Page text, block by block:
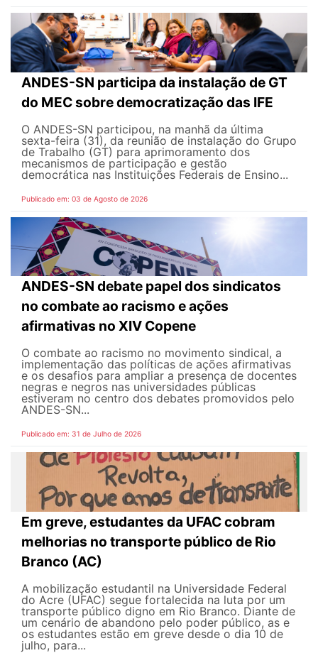
ANDES-SN participa da instalação de GT
do MEC sobre democratização das IFE
O ANDES-SN participou, na manhã da última
sexta-feira (31), da reunião de instalação do Grupo
de Trabalho (GT) para aprimoramento dos
mecanismos de participação e gestão
democrática nas Instituições Federais de Ensino...
Publicado em: 03 de Agosto de 2026
ANDES-SN debate papel dos sindicatos
no combate ao racismo e ações
afirmativas no XIV Copene
O combate ao racismo no movimento sindical, a
implementação das políticas de ações afirmativas
e os desafios para ampliar a presença de docentes
negras e negros nas universidades públicas
estiveram no centro dos debates promovidos pelo
ANDES-SN...
Publicado em: 31 de Julho de 2026
Em greve, estudantes da UFAC cobram
melhorias no transporte público de Rio
Branco (AC)
A mobilização estudantil na Universidade Federal
do Acre (UFAC) segue fortalecida na luta por um
transporte público digno em Rio Branco. Diante de
um cenário de abandono pelo poder público, as e
os estudantes estão em greve desde o dia 10 de
julho, para...